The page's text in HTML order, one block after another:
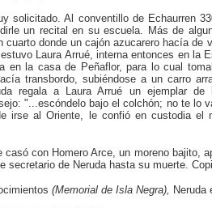
solicitado. Al conventillo de Echaurren
un recital en su escuela. Más de
cuarto donde un cajón azucarero hacía de
Laura Arrué, interna entonces en la
en la casa de Peñaflor, para lo cual
transbordo, subiéndose a un carro
regala a Laura Arrué un ejemplar
"...escóndelo bajo el colchón; no te lo
irse al Oriente, le confió en custodia el
casó con Homero Arce, un moreno bajito,
secretario de Neruda hasta su muerte.
(Memorial de Isla Negra), Neruda